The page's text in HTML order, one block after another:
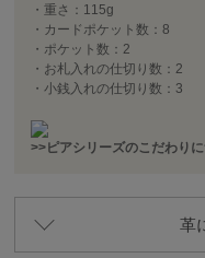
・重さ：115g
・カードポケット数：8
・ポケット数：2
・お札入れの仕切り数：2
・小銭入れの仕切り数：3
>>ピアシリーズのこだわり
革